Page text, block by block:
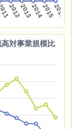
対事業規模比